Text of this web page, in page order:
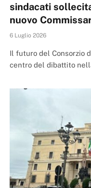
sindacati
nuovo
6 Luglio 2026
Il futuro del Consorzio
centro del dibattito